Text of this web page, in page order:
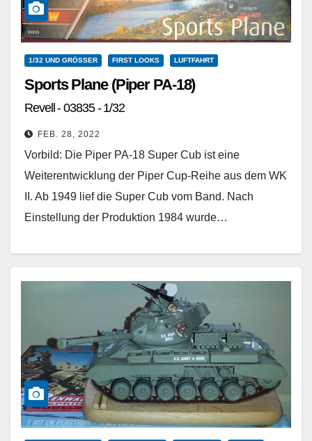
1/32 UND GRÖSSER FIRST LOOKS LUFTFAHRT
Sports Plane (Piper PA-18)
Revell - 03835 - 1/32
FEB. 28, 2022
Vorbild: Die Piper PA-18 Super Cub ist eine
Weiterentwicklung der Piper Cup-Reihe aus dem WK
II. Ab 1949 lief die Super Cub vom Band. Nach
Einstellung der Produktion 1984 wurde…